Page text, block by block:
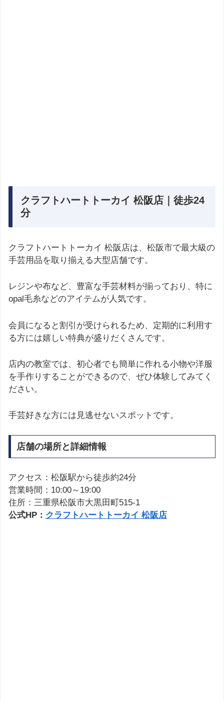
クラフトハートトーカイ 松阪店｜徒歩24
分
クラフトハートトーカイ 松阪店は、松阪市で最大級の
手芸用品を取り揃える大型店舗です。
レジンや布など、豊富な手芸材料が揃っており、特に
opal毛糸などのアイテムが人気です。
会員になると割引が受けられるため、定期的に利用す
る方には嬉しい特典が盛りだくさんです。
店内の教室では、初心者でも簡単に作れる小物や洋服
を手作りすることができるので、ぜひ体験してみてく
ださい。
手芸好きな方には見逃せないスポットです。
店舗の場所と詳細情報
アクセス：松阪駅から徒歩約24分
営業時間：10:00～19:00
住所：三重県松阪市大黒田町515-1
公式HP： クラフトハートトーカイ 松阪店